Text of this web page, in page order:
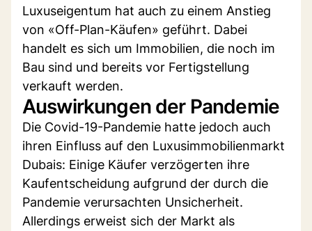
Luxuseigentum hat auch zu einem Anstieg
von «Off-Plan-Käufen» geführt. Dabei
handelt es sich um Immobilien, die noch im
Bau sind und bereits vor Fertigstellung
verkauft werden.
Auswirkungen der Pandemie
Die Covid-19-Pandemie hatte jedoch auch
ihren Einfluss auf den Luxusimmobilienmarkt
Dubais: Einige Käufer verzögerten ihre
Kaufentscheidung aufgrund der durch die
Pandemie verursachten Unsicherheit.
Allerdings erweist sich der Markt als